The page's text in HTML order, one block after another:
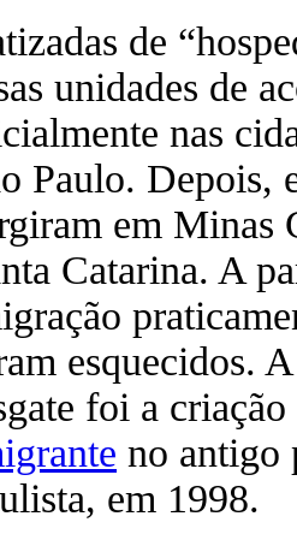
de
unidades de
nas
Paulo. Depois,
em Minas
Catarina. A
esquecidos.
foi a
no antigo
em 1998.